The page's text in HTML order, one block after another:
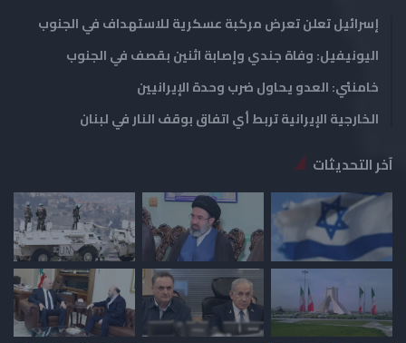
إسرائيل تعلن تعرض مركبة عسكرية للاستهداف في الجنوب
اليونيفيل: وفاة جندي وإصابة اثنين بقصف في الجنوب
خامنئي: العدو يحاول ضرب وحدة الإيرانيين
الخارجية الإيرانية تربط أي اتفاق بوقف النار في لبنان
آخر التحديثات